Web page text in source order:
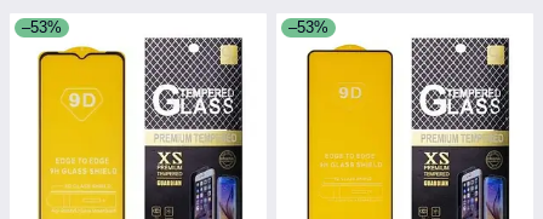
–53% –53%